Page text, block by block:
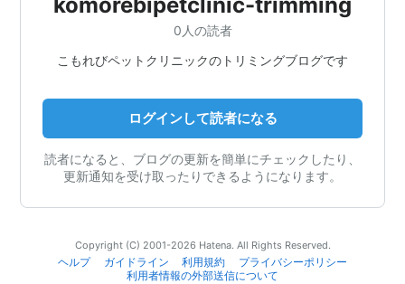
0人の読者
こもれびペットクリニックのトリミングブログです
ログインして読者になる
読者になると、ブログの更新を簡単にチェックしたり、
更新通知を受け取ったりできるようになります。
Copyright (C) 2001-2026 Hatena. All Rights Reserved.
ヘルプ
ガイドライン 利用規約
プライバシーポリシー
利用者情報の外部送信について